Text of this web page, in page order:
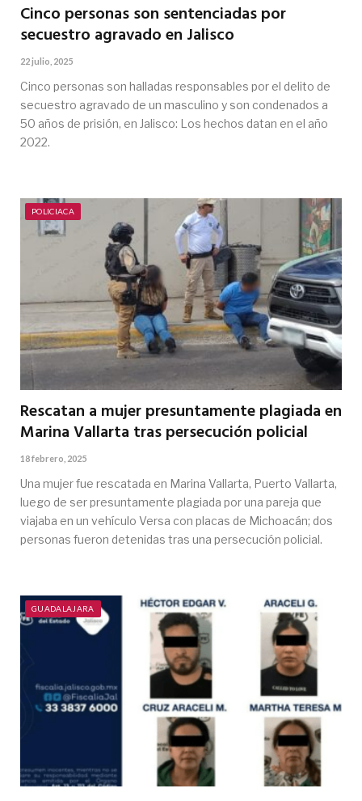
Cinco personas son sentenciadas por
secuestro agravado en Jalisco
22 julio, 2025
Cinco personas son halladas responsables por el delito de
secuestro agravado de un masculino y son condenados a
50 años de prisión, en Jalisco: Los hechos datan en el año
2022.
POLICIACA
Rescatan a mujer presuntamente plagiada en
Marina Vallarta tras persecución policial
18 febrero, 2025
Una mujer fue rescatada en Marina Vallarta, Puerto Vallarta,
luego de ser presuntamente plagiada por una pareja que
viajaba en un vehículo Versa con placas de Michoacán; dos
personas fueron detenidas tras una persecución policial.
GUADALAJARA